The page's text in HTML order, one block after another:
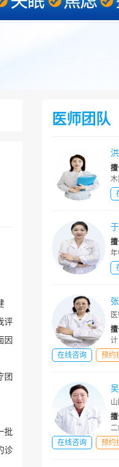
评
因
团
批
诊
医师团队
擅
附
药
擅
医
★
擅
高
师
在线咨询 预约
擅
二
医
个
在线咨询 预约